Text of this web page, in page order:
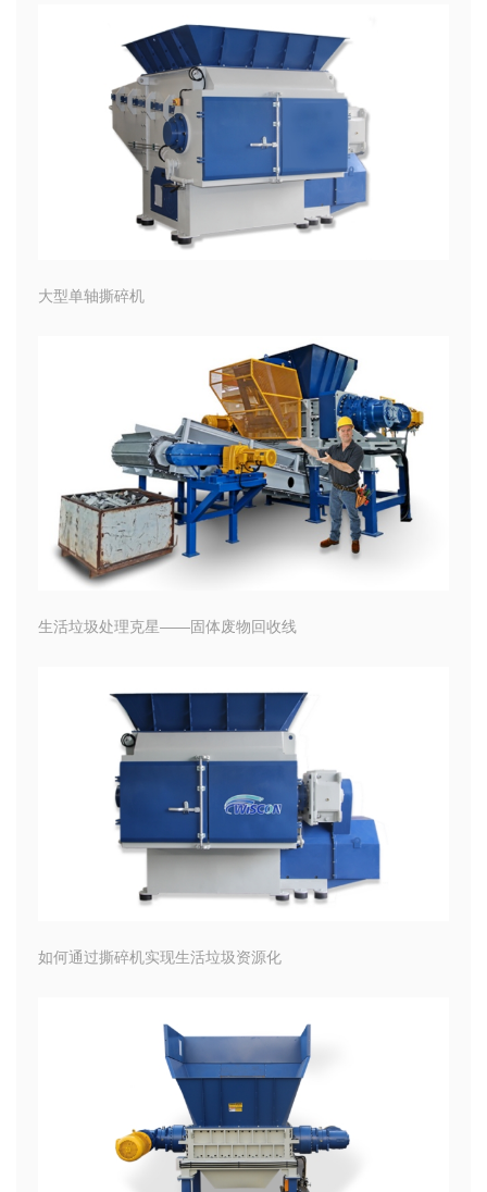
大型单轴撕碎机
生活垃圾处理克星——固体废物回收线
如何通过撕碎机实现生活垃圾资源化